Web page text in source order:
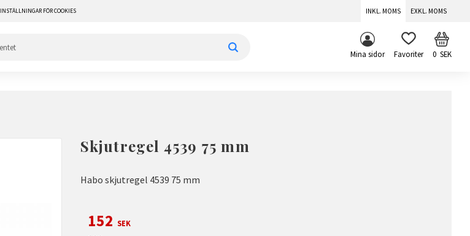
INSTÄLLNINGAR FÖR COOKIES INKL. MOMS EXKL. MOMS
Mina sidor FAVORITER 0SEK
Skjutregel 4539 75 mm
Habo skjutregel 4539 75 mm
Nedsatt pris:
152 SEK